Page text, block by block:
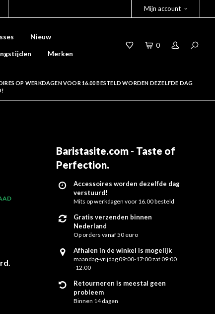
Mijn account
Nieuw
Merken
0
OP WERKDAGEN VOOR 16.00 BESTELD WORDEN DEZELFDE DAG
Baristasite.com - Taste of
Perfection.
Accessoires worden dezelfde dag
verstuurd!
Mits op werkdagen voor 16.00 besteld
Gratis verzenden binnen
Nederland
Op orders vanaf 50 euro
Afhalen in de winkel is mogelijk
maandag-vrijdag 09:00-17:00 zat 09:00
-12:00
Retourneren is meestal geen
probleem
Binnen 14 dagen